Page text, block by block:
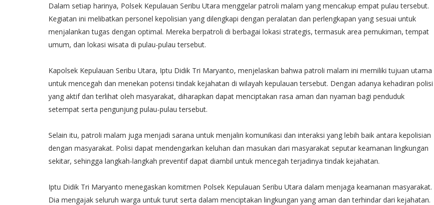
Dalam setiap harinya, Polsek Kepulauan Seribu Utara menggelar patroli malam yang mencakup empat pulau tersebut.
Kegiatan ini melibatkan personel kepolisian yang dilengkapi dengan peralatan dan perlengkapan yang sesuai untuk
menjalankan tugas dengan optimal. Mereka berpatroli di berbagai lokasi strategis, termasuk area pemukiman, tempat
umum, dan lokasi wisata di pulau-pulau tersebut.
Kapolsek Kepulauan Seribu Utara, Iptu Didik Tri Maryanto, menjelaskan bahwa patroli malam ini memiliki tujuan utama
untuk mencegah dan menekan potensi tindak kejahatan di wilayah kepulauan tersebut. Dengan adanya kehadiran polisi
yang aktif dan terlihat oleh masyarakat, diharapkan dapat menciptakan rasa aman dan nyaman bagi penduduk
setempat serta pengunjung pulau-pulau tersebut.
Selain itu, patroli malam juga menjadi sarana untuk menjalin komunikasi dan interaksi yang lebih baik antara kepolisian
dengan masyarakat. Polisi dapat mendengarkan keluhan dan masukan dari masyarakat seputar keamanan lingkungan
sekitar, sehingga langkah-langkah preventif dapat diambil untuk mencegah terjadinya tindak kejahatan.
Iptu Didik Tri Maryanto menegaskan komitmen Polsek Kepulauan Seribu Utara dalam menjaga keamanan masyarakat.
Dia mengajak seluruh warga untuk turut serta dalam menciptakan lingkungan yang aman dan terhindar dari kejahatan.